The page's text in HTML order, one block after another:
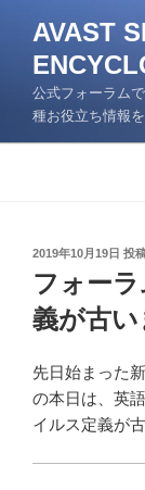
へ
AVAST
公式フォーラム
種お役立ち情報を
投
稿
日:
2019年10月19日 投
フォー
義が古い
先日始まった
の本日は、英
イルス定義が